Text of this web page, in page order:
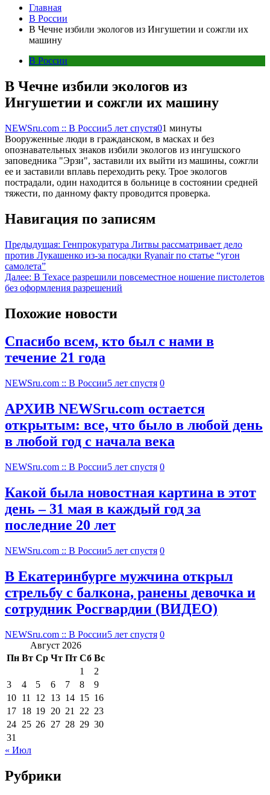
Главная
В России
В Чечне избили экологов из Ингушетии и сожгли их
машину
В России
В Чечне избили экологов из
Ингушетии и сожгли их машину
NEWSru.com :: В России5 лет спустя01 минуты
Вооруженные люди в гражданском, в масках и без
опознавательных знаков избили экологов из ингушского
заповедника "Эрзи", заставили их выйти из машины, сожгли
ее и заставили вплавь переходить реку. Трое экологов
пострадали, один находится в больнице в состоянии средней
тяжести, по данному факту проводится проверка.
Навигация по записям
Предыдущая: Генпрокуратура Литвы рассматривает дело
против Лукашенко из-за посадки Ryanair по статье “угон
самолета”
Далее: В Техасе разрешили повсеместное ношение пистолетов
без оформления разрешений
Похожие новости
Спасибо всем, кто был с нами в
течение 21 года
NEWSru.com :: В России5 лет спустя 0
АРХИВ NEWSru.com остается
открытым: все, что было в любой день
в любой год с начала века
NEWSru.com :: В России5 лет спустя 0
Какой была новостная картина в этот
день – 31 мая в каждый год за
последние 20 лет
NEWSru.com :: В России5 лет спустя 0
В Екатеринбурге мужчина открыл
стрельбу с балкона, ранены девочка и
сотрудник Росгвардии (ВИДЕО)
NEWSru.com :: В России5 лет спустя 0
Август 2026
Пн Вт Ср Чт Пт Сб Вс
1
2
3
4 5 6 7 8
9
10 11 12 13 14 15 16
17 18 19 20 21 22 23
24 25 26 27 28 29 30
31
« Июл
Рубрики